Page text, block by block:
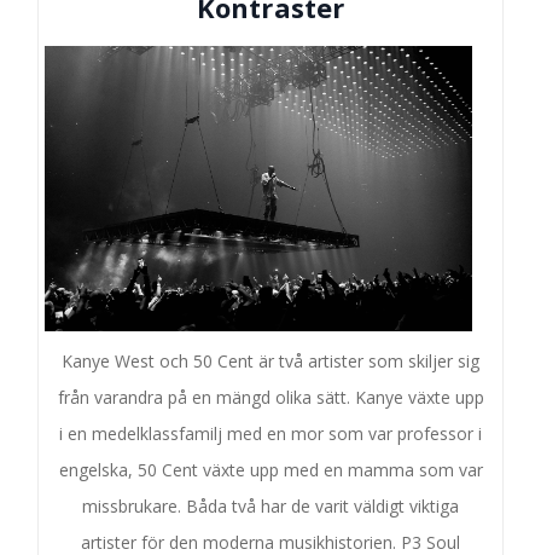
Kontraster
Kanye West och 50 Cent är två artister som skiljer sig
från varandra på en mängd olika sätt. Kanye växte upp
i en medelklassfamilj med en mor som var professor i
engelska, 50 Cent växte upp med en mamma som var
missbrukare. Båda två har de varit väldigt viktiga
artister för den moderna musikhistorien. P3 Soul